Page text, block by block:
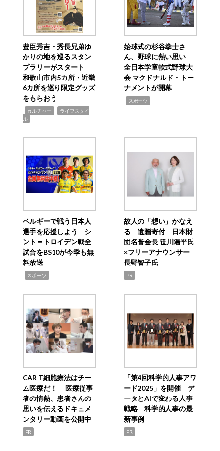
豊臣秀吉・秀長兄弟ゆ
かりの地を巡るスタン
プラリーがスタート
和歌山市内5カ所・近畿
6カ所を巡り限定グッズ
をもらおう
カルチャー
ライフスタイ
ル
始球式の杉谷拳士さ
ん、野球に熱い思い
全日本学童軟式野球大
会 マクドナルド・トー
ナメントが開幕
スポーツ
ベルギーで戦う日本人
選手を応援しよう シ
ント＝トロイデン戦全
試合をBS10が今季も無
料放送
スポーツ
故人の「想い」かなえ
る 遺贈寄付 日本財
団名誉会長 笹川陽平氏
×フリーアナウンサー
長野智子氏
PR
CAR T細胞療法はチー
ム医療だ！ 医療従事
者の情熱、患者さんの
思いを伝えるドキュメ
ンタリー動画を公開中
PR
「第4回科学的人事アワ
ード2025」を開催 デ
ータとAIで変わる人事
戦略 科学的人事の最
新事例
PR